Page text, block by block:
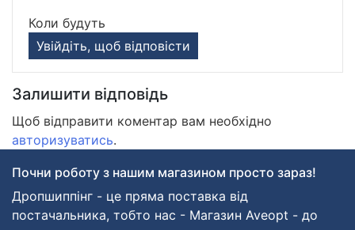
Коли будуть
Увійдіть, щоб відповісти
Залишити відповідь
Щоб відправити коментар вам необхідно
авторизуватись.
Почни роботу з нашим магазином просто зараз!
Дропшиппінг - це пряма поставка від
постачальника, тобто нас - Магазин Aveopt - до